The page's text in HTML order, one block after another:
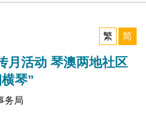
繁
简
月活动 琴澳两地社区
琴”
务局